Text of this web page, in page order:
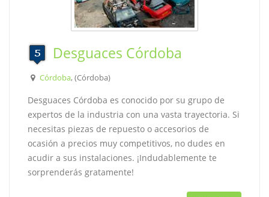
Desguaces Córdoba
Córdoba, (Córdoba)
Desguaces Córdoba es conocido por su grupo de
expertos de la industria con una vasta trayectoria. Si
necesitas piezas de repuesto o accesorios de
ocasión a precios muy competitivos, no dudes en
acudir a sus instalaciones. ¡Indudablemente te
sorprenderás gratamente!